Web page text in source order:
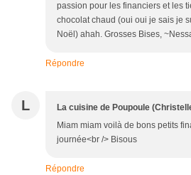
passion pour les financiers et les
chocolat chaud (oui oui je sais je
Noël) ahah. Grosses Bises,
Répondre
L La cuisine de Poupoule
Miam miam voilà de bons petits
journée<br /> Bisous
Répondre